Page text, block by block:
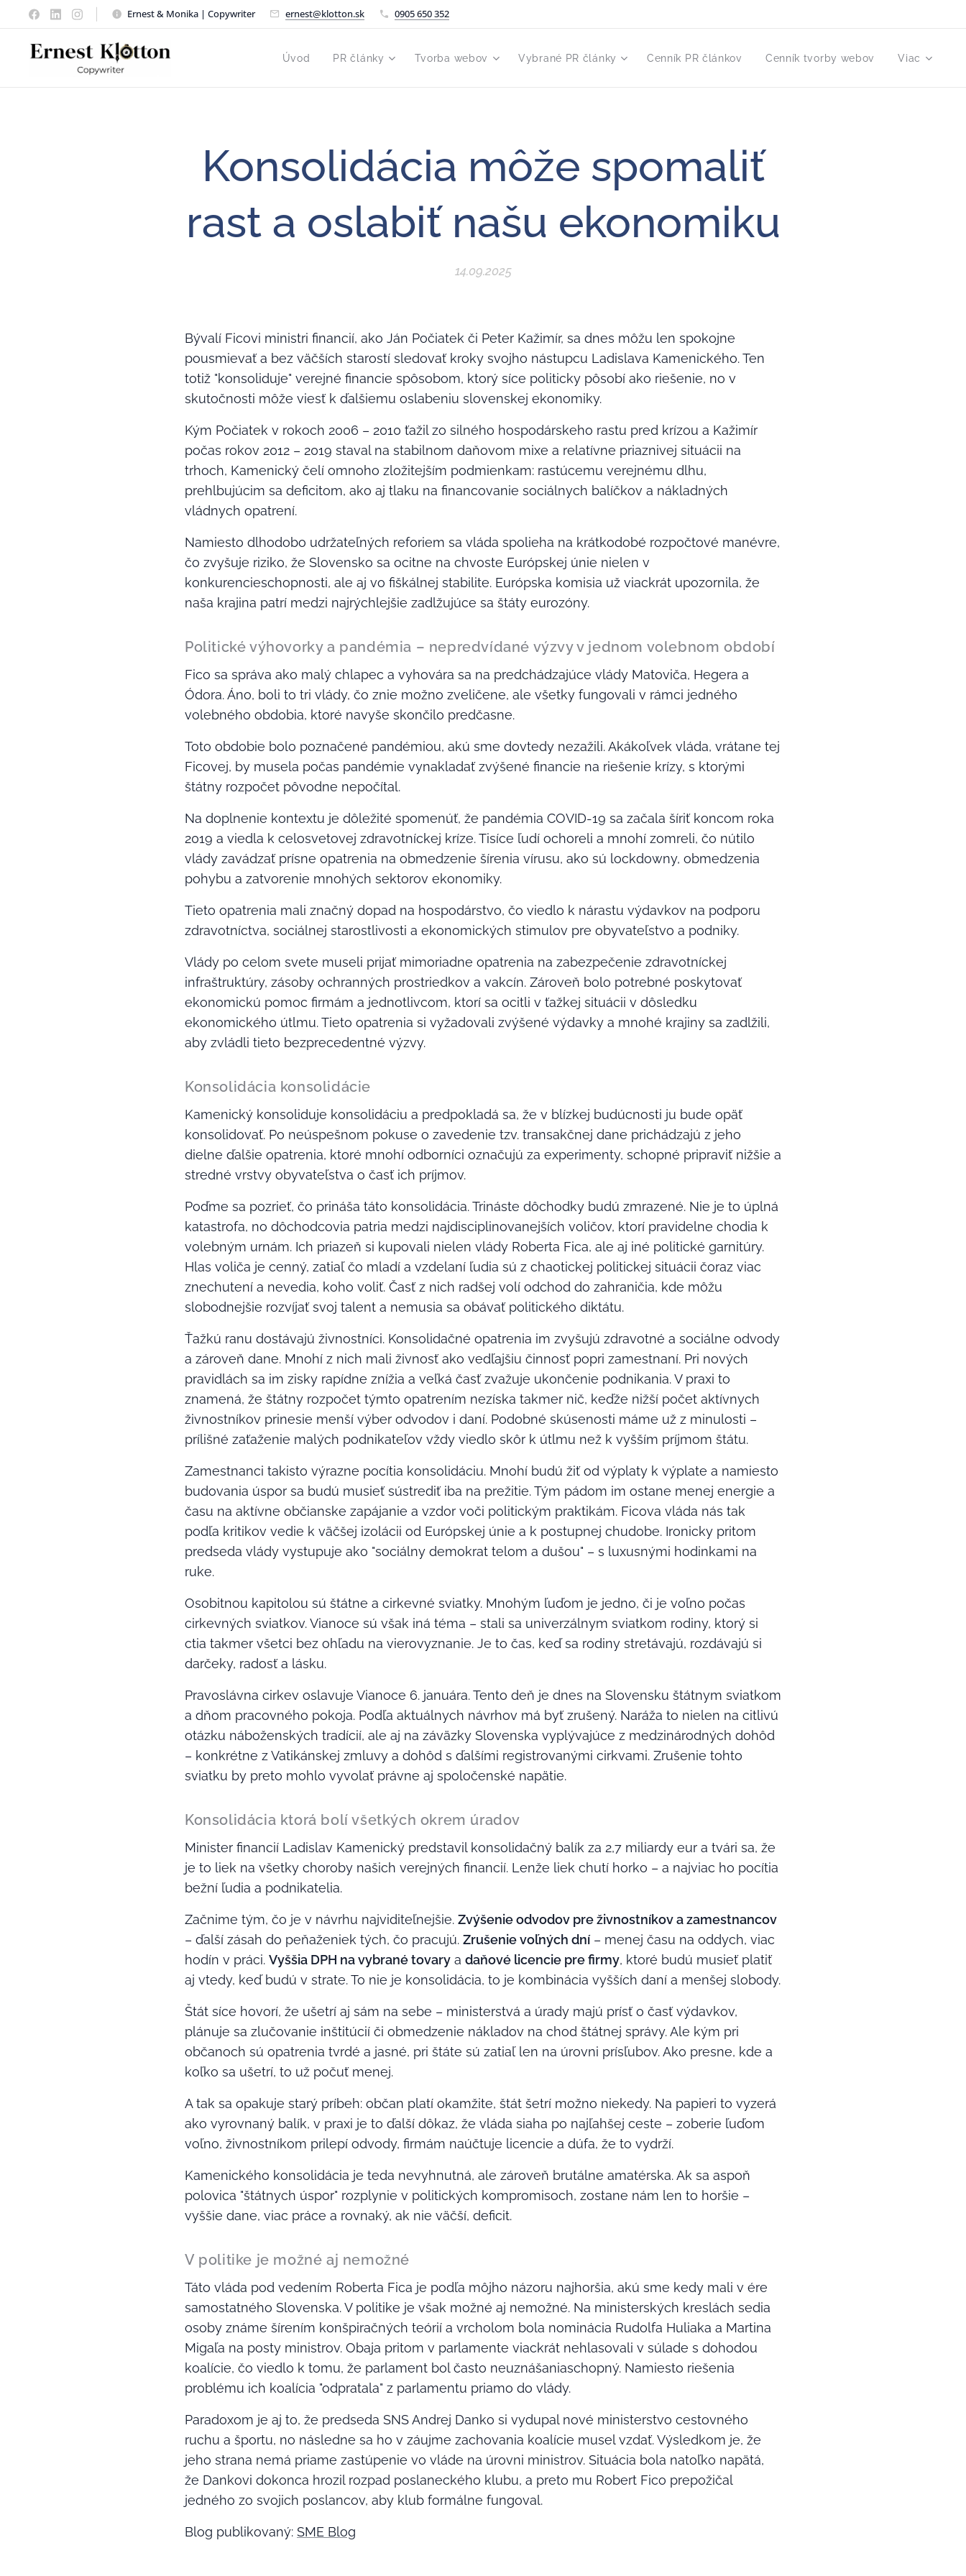
Ernest & Monika | Copywriter ernest@klotton.sk 0905 650 352
Úvod PR články Tvorba webov Vybrané PR články Cenník PR článkov Cenník tvorby webov Viac
Konsolidácia môže spomaliť
rast a oslabiť našu ekonomiku
14.09.2025
Bývalí Ficovi ministri financií, ako Ján Počiatek či Peter Kažimír, sa dnes môžu len spokojne
pousmievať a bez väčších starostí sledovať kroky svojho nástupcu Ladislava Kamenického. Ten
totiž "konsoliduje" verejné financie spôsobom, ktorý síce politicky pôsobí ako riešenie, no v
skutočnosti môže viesť k ďalšiemu oslabeniu slovenskej ekonomiky.
Kým Počiatek v rokoch 2006 – 2010 ťažil zo silného hospodárskeho rastu pred krízou a Kažimír
počas rokov 2012 – 2019 staval na stabilnom daňovom mixe a relatívne priaznivej situácii na
trhoch, Kamenický čelí omnoho zložitejším podmienkam: rastúcemu verejnému dlhu,
prehlbujúcim sa deficitom, ako aj tlaku na financovanie sociálnych balíčkov a nákladných
vládnych opatrení.
Namiesto dlhodobo udržateľných reforiem sa vláda spolieha na krátkodobé rozpočtové manévre,
čo zvyšuje riziko, že Slovensko sa ocitne na chvoste Európskej únie nielen v
konkurencieschopnosti, ale aj vo fiškálnej stabilite. Európska komisia už viackrát upozornila, že
naša krajina patrí medzi najrýchlejšie zadlžujúce sa štáty eurozóny.
Politické výhovorky a pandémia – nepredvídané výzvy v jednom volebnom období
Fico sa správa ako malý chlapec a vyhovára sa na predchádzajúce vlády Matoviča, Hegera a
Ódora. Áno, boli to tri vlády, čo znie možno zveličene, ale všetky fungovali v rámci jedného
volebného obdobia, ktoré navyše skončilo predčasne.
Toto obdobie bolo poznačené pandémiou, akú sme dovtedy nezažili. Akákoľvek vláda, vrátane tej
Ficovej, by musela počas pandémie vynakladať zvýšené financie na riešenie krízy, s ktorými
štátny rozpočet pôvodne nepočítal.
Na doplnenie kontextu je dôležité spomenúť, že pandémia COVID-19 sa začala šíriť koncom roka
2019 a viedla k celosvetovej zdravotníckej kríze. Tisíce ľudí ochoreli a mnohí zomreli, čo nútilo
vlády zavádzať prísne opatrenia na obmedzenie šírenia vírusu, ako sú lockdowny, obmedzenia
pohybu a zatvorenie mnohých sektorov ekonomiky.
Tieto opatrenia mali značný dopad na hospodárstvo, čo viedlo k nárastu výdavkov na podporu
zdravotníctva, sociálnej starostlivosti a ekonomických stimulov pre obyvateľstvo a podniky.
Vlády po celom svete museli prijať mimoriadne opatrenia na zabezpečenie zdravotníckej
infraštruktúry, zásoby ochranných prostriedkov a vakcín. Zároveň bolo potrebné poskytovať
ekonomickú pomoc firmám a jednotlivcom, ktorí sa ocitli v ťažkej situácii v dôsledku
ekonomického útlmu. Tieto opatrenia si vyžadovali zvýšené výdavky a mnohé krajiny sa zadlžili,
aby zvládli tieto bezprecedentné výzvy.
Konsolidácia konsolidácie
Kamenický konsoliduje konsolidáciu a predpokladá sa, že v blízkej budúcnosti ju bude opäť
konsolidovať. Po neúspešnom pokuse o zavedenie tzv. transakčnej dane prichádzajú z jeho
dielne ďalšie opatrenia, ktoré mnohí odborníci označujú za experimenty, schopné pripraviť nižšie a
stredné vrstvy obyvateľstva o časť ich príjmov.
Poďme sa pozrieť, čo prináša táto konsolidácia. Trináste dôchodky budú zmrazené. Nie je to úplná
katastrofa, no dôchodcovia patria medzi najdisciplinovanejších voličov, ktorí pravidelne chodia k
volebným urnám. Ich priazeň si kupovali nielen vlády Roberta Fica, ale aj iné politické garnitúry.
Hlas voliča je cenný, zatiaľ čo mladí a vzdelaní ľudia sú z chaotickej politickej situácii čoraz viac
znechutení a nevedia, koho voliť. Časť z nich radšej volí odchod do zahraničia, kde môžu
slobodnejšie rozvíjať svoj talent a nemusia sa obávať politického diktátu.
Ťažkú ranu dostávajú živnostníci. Konsolidačné opatrenia im zvyšujú zdravotné a sociálne odvody
a zároveň dane. Mnohí z nich mali živnosť ako vedľajšiu činnosť popri zamestnaní. Pri nových
pravidlách sa im zisky rapídne znížia a veľká časť zvažuje ukončenie podnikania. V praxi to
znamená, že štátny rozpočet týmto opatrením nezíska takmer nič, keďže nižší počet aktívnych
živnostníkov prinesie menší výber odvodov i daní. Podobné skúsenosti máme už z minulosti –
prílišné zaťaženie malých podnikateľov vždy viedlo skôr k útlmu než k vyšším príjmom štátu.
Zamestnanci takisto výrazne pocítia konsolidáciu. Mnohí budú žiť od výplaty k výplate a namiesto
budovania úspor sa budú musieť sústrediť iba na prežitie. Tým pádom im ostane menej energie a
času na aktívne občianske zapájanie a vzdor voči politickým praktikám. Ficova vláda nás tak
podľa kritikov vedie k väčšej izolácii od Európskej únie a k postupnej chudobe. Ironicky pritom
predseda vlády vystupuje ako "sociálny demokrat telom a dušou" – s luxusnými hodinkami na
ruke.
Osobitnou kapitolou sú štátne a cirkevné sviatky. Mnohým ľuďom je jedno, či je voľno počas
cirkevných sviatkov. Vianoce sú však iná téma – stali sa univerzálnym sviatkom rodiny, ktorý si
ctia takmer všetci bez ohľadu na vierovyznanie. Je to čas, keď sa rodiny stretávajú, rozdávajú si
darčeky, radosť a lásku.
Pravoslávna cirkev oslavuje Vianoce 6. januára. Tento deň je dnes na Slovensku štátnym sviatkom
a dňom pracovného pokoja. Podľa aktuálnych návrhov má byť zrušený. Naráža to nielen na citlivú
otázku náboženských tradícií, ale aj na záväzky Slovenska vyplývajúce z medzinárodných dohôd
– konkrétne z Vatikánskej zmluvy a dohôd s ďalšími registrovanými cirkvami. Zrušenie tohto
sviatku by preto mohlo vyvolať právne aj spoločenské napätie.
Konsolidácia ktorá bolí všetkých okrem úradov
Minister financií Ladislav Kamenický predstavil konsolidačný balík za 2,7 miliardy eur a tvári sa, že
je to liek na všetky choroby našich verejných financií. Lenže liek chutí horko – a najviac ho pocítia
bežní ľudia a podnikatelia.
Začnime tým, čo je v návrhu najviditeľnejšie. Zvýšenie odvodov pre živnostníkov a zamestnancov
– ďalší zásah do peňaženiek tých, čo pracujú. Zrušenie voľných dní– menej času na oddych, viac
hodín v práci. Vyššia DPH na vybrané tovary a daňové licencie pre firmy, ktoré budú musieť platiť
aj vtedy, keď budú v strate. To nie je konsolidácia, to je kombinácia vyšších daní a menšej slobody.
Štát síce hovorí, že ušetrí aj sám na sebe – ministerstvá a úrady majú prísť o časť výdavkov,
plánuje sa zlučovanie inštitúcií či obmedzenie nákladov na chod štátnej správy. Ale kým pri
občanoch sú opatrenia tvrdé a jasné, pri štáte sú zatiaľ len na úrovni prísľubov. Ako presne, kde a
koľko sa ušetrí, to už počuť menej.
A tak sa opakuje starý príbeh: občan platí okamžite, štát šetrí možno niekedy. Na papieri to vyzerá
ako vyrovnaný balík, v praxi je to ďalší dôkaz, že vláda siaha po najľahšej ceste – zoberie ľuďom
voľno, živnostníkom prilepí odvody, firmám naúčtuje licencie a dúfa, že to vydrží.
Kamenického konsolidácia je teda nevyhnutná, ale zároveň brutálne amatérska. Ak sa aspoň
polovica "štátnych úspor" rozplynie v politických kompromisoch, zostane nám len to horšie –
vyššie dane, viac práce a rovnaký, ak nie väčší, deficit.
V politike je možné aj nemožné
Táto vláda pod vedením Roberta Fica je podľa môjho názoru najhoršia, akú sme kedy mali v ére
samostatného Slovenska. V politike je však možné aj nemožné. Na ministerských kreslách sedia
osoby známe šírením konšpiračných teórií a vrcholom bola nominácia Rudolfa Huliaka a Martina
Migaľa na posty ministrov. Obaja pritom v parlamente viackrát nehlasovali v súlade s dohodou
koalície, čo viedlo k tomu, že parlament bol často neuznášaniaschopný. Namiesto riešenia
problému ich koalícia "odpratala" z parlamentu priamo do vlády.
Paradoxom je aj to, že predseda SNS Andrej Danko si vydupal nové ministerstvo cestovného
ruchu a športu, no následne sa ho v záujme zachovania koalície musel vzdať. Výsledkom je, že
jeho strana nemá priame zastúpenie vo vláde na úrovni ministrov. Situácia bola natoľko napätá,
že Dankovi dokonca hrozil rozpad poslaneckého klubu, a preto mu Robert Fico prepožičal
jedného zo svojich poslancov, aby klub formálne fungoval.
Blog publikovaný: SME Blog